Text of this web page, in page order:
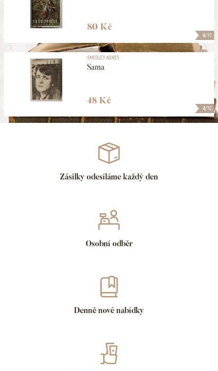
6/10
80 Kč
4/10
SMEDLEY AGNES
Sama
48 Kč
Zásilky odesíláme každý den
Osobní odběr
Denně nové nabídky